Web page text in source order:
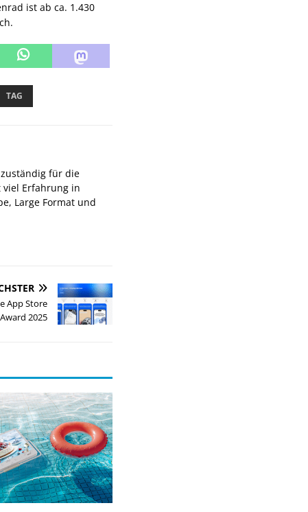
ist ab ca. 1.430
TAG
für die
viel Erfahrung in
Large Format und
App Store
Award 2025